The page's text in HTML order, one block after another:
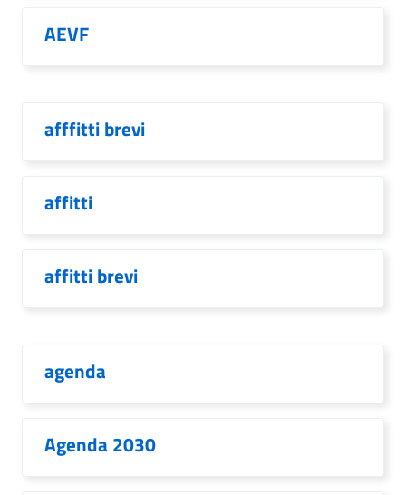
AEVF
afffitti brevi
affitti
affitti brevi
agenda
Agenda 2030